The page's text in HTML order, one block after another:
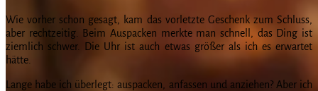
Wie vorher schon gesagt, kam das vorletzte Geschenk zum Schluss,
aber rechtzeitig. Beim Auspacken merkte man schnell, das Ding ist
ziemlich schwer. Die Uhr ist auch etwas größer als ich es erwartet
hätte.
Lange habe ich überlegt: auspacken, anfassen und anziehen? Aber ich